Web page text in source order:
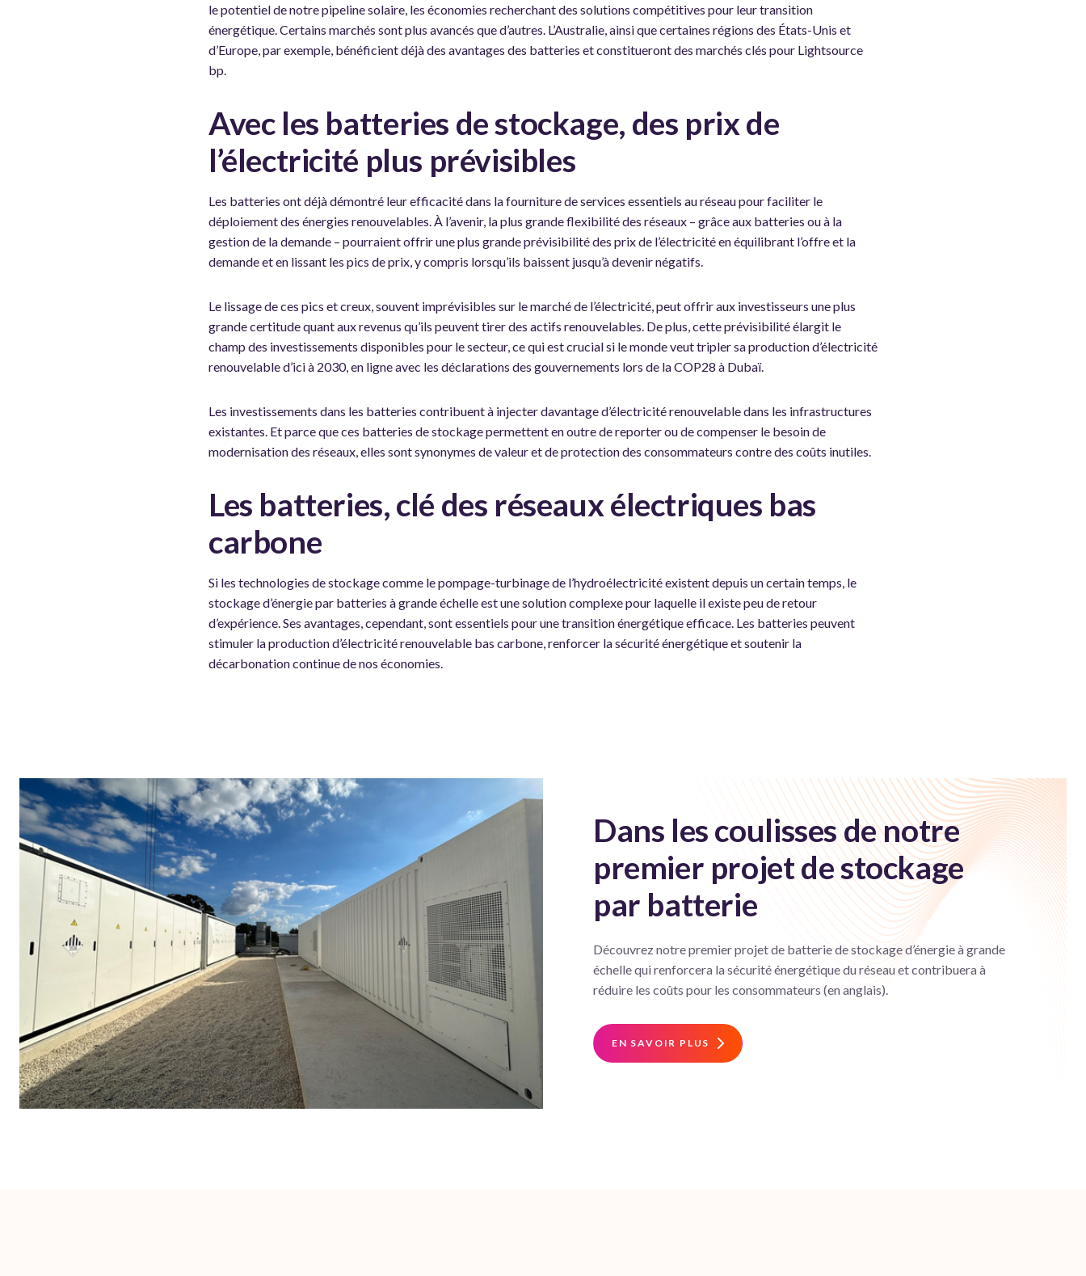
le potentiel de notre pipeline solaire, les économies recherchant des solutions compétitives pour leur transition
énergétique. Certains marchés sont plus avancés que d’autres. L’Australie, ainsi que certaines régions des États-Unis et
d’Europe, par exemple, bénéficient déjà des avantages des batteries et constitueront des marchés clés pour Lightsource
bp.
Avec les batteries de stockage, des prix de
l’électricité plus prévisibles
Les batteries ont déjà démontré leur efficacité dans la fourniture de services essentiels au réseau pour faciliter le
déploiement des énergies renouvelables. À l’avenir, la plus grande flexibilité des réseaux – grâce aux batteries ou à la
gestion de la demande – pourraient offrir une plus grande prévisibilité des prix de l’électricité en équilibrant l’offre et la
demande et en lissant les pics de prix, y compris lorsqu’ils baissent jusqu’à devenir négatifs.
Le lissage de ces pics et creux, souvent imprévisibles sur le marché de l’électricité, peut offrir aux investisseurs une plus
grande certitude quant aux revenus qu’ils peuvent tirer des actifs renouvelables. De plus, cette prévisibilité élargit le
champ des investissements disponibles pour le secteur, ce qui est crucial si le monde veut tripler sa production d’électricité
renouvelable d’ici à 2030, en ligne avec les déclarations des gouvernements lors de la COP28 à Dubaï.
Les investissements dans les batteries contribuent à injecter davantage d’électricité renouvelable dans les infrastructures
existantes. Et parce que ces batteries de stockage permettent en outre de reporter ou de compenser le besoin de
modernisation des réseaux, elles sont synonymes de valeur et de protection des consommateurs contre des coûts inutiles.
Les batteries, clé des réseaux électriques bas
carbone
Si les technologies de stockage comme le pompage-turbinage de l’hydroélectricité existent depuis un certain temps, le
stockage d’énergie par batteries à grande échelle est une solution complexe pour laquelle il existe peu de retour
d’expérience. Ses avantages, cependant, sont essentiels pour une transition énergétique efficace. Les batteries peuvent
stimuler la production d’électricité renouvelable bas carbone, renforcer la sécurité énergétique et soutenir la
décarbonation continue de nos économies.
Dans les coulisses de notre
premier projet de stockage
par batterie
Découvrez notre premier projet de batterie de stockage d’énergie à grande
échelle qui renforcera la sécurité énergétique du réseau et contribuera à
réduire les coûts pour les consommateurs (en anglais).
EN SAVOIR PLUS